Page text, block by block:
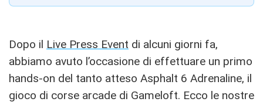
Dopo il Live Press Event di alcuni giorni fa,
abbiamo avuto l’occasione di effettuare un primo
hands-on del tanto atteso Asphalt 6 Adrenaline, il
gioco di corse arcade di Gameloft. Ecco le nostre